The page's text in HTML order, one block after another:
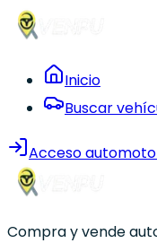
Inicio
Buscar
Acceso
Compra y vende